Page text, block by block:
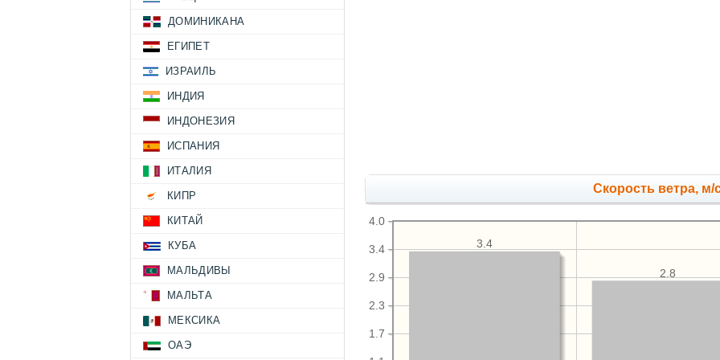
Скорость ветра, м/
1.7
2.3
2.9
3.4
4.0
2.8
3.4
ДОМИНИКАНА
ЕГИПЕТ
ИЗРАИЛЬ
ИНДИЯ
ИНДОНЕЗИЯ
ИСПАНИЯ
ИТАЛИЯ
КИПР
КИТАЙ
КУБА
МАЛЬДИВЫ
МАЛЬТА
МЕКСИКА
ОАЭ